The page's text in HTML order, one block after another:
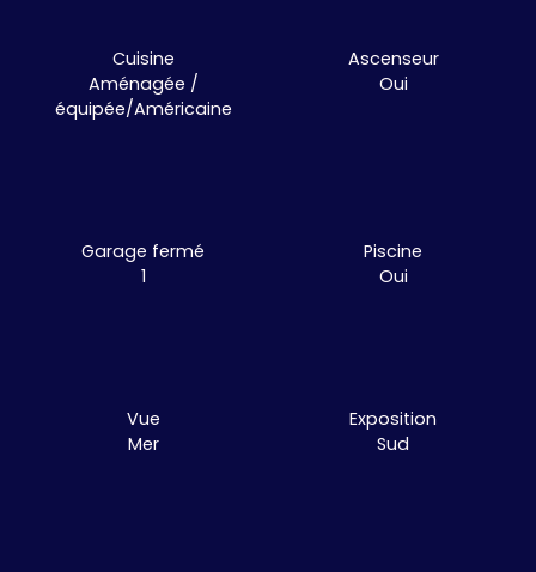
Cuisine
Aménagée /
équipée/Américaine
Ascenseur
Oui
Garage fermé
1
Piscine
Oui
Vue
Mer
Exposition
Sud